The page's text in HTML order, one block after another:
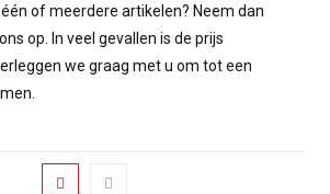
of meerdere artikelen? Neem dan
op. In veel gevallen is de prijs
we graag met u om tot een